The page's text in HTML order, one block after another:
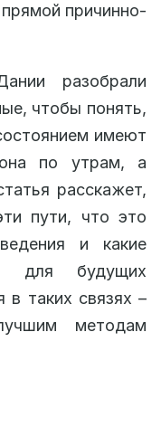
причинно-
разобрали
чтобы понять,
имеют
по утрам, а
расскажет,
пути, что это
и какие
для будущих
в таких связях –
методам